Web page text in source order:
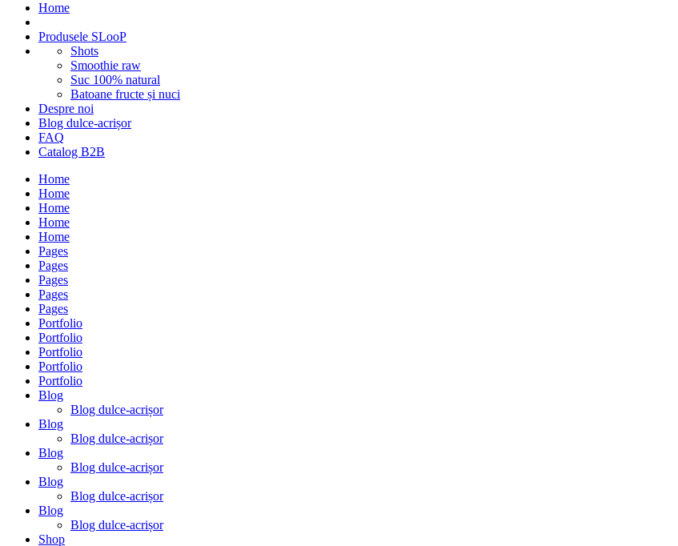
Home
Produsele SLooP
Shots
Smoothie raw
Suc 100% natural
Batoane fructe și nuci
Despre noi
Blog dulce-acrișor
FAQ
Catalog B2B
Home
Home
Home
Home
Home
Pages
Pages
Pages
Pages
Pages
Portfolio
Portfolio
Portfolio
Portfolio
Portfolio
Blog
Blog dulce-acrișor
Blog
Blog dulce-acrișor
Blog
Blog dulce-acrișor
Blog
Blog dulce-acrișor
Blog
Blog dulce-acrișor
Shop